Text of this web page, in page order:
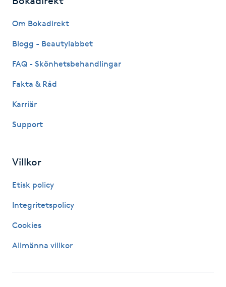
Kemisk peeling
Keratinbehandling
Kinesisk medicin
Kiropraktik
Klangmassage
Klippning
Klippning ungdom
Koppningsmassage
Om Bokadirekt
Blogg - Beautylabbet
FAQ - Skönhetsbehandlingar
Fakta & Råd
Karriär
Support
Villkor
Etisk policy
Integritetspolicy
Cookies
Allmänna villkor